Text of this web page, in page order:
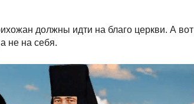
должны идти на благо церкви. А вот
не на себя.